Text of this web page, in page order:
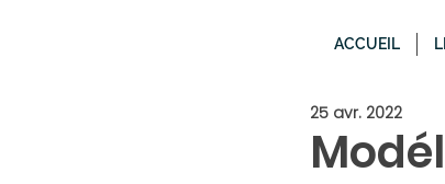
ACCUEIL
25 avr. 2022